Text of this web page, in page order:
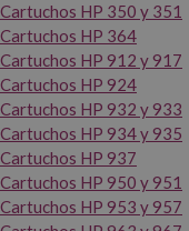
Cartuchos HP 350 y 351
Cartuchos HP 364
Cartuchos HP 912 y 917
Cartuchos HP 924
Cartuchos HP 932 y 933
Cartuchos HP 934 y 935
Cartuchos HP 937
Cartuchos HP 950 y 951
Cartuchos HP 953 y 957